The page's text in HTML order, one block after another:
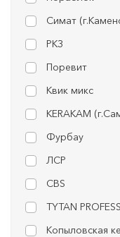
Симат
РКЗ
Поревит
Квик микс
KERAKAM
Фурбау
ЛСР
CBS
TYTAN
Копыловская